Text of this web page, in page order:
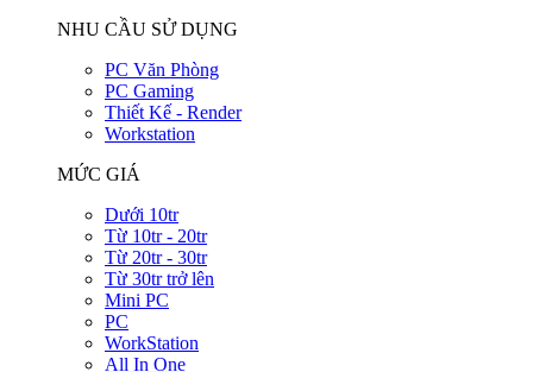
NHU CẦU SỬ DỤNG
PC Văn Phòng
PC Gaming
Thiết Kế - Render
Workstation
MỨC GIÁ
Dưới 10tr
Từ 10tr - 20tr
Từ 20tr - 30tr
Từ 30tr trở lên
Mini PC
PC
WorkStation
All In One